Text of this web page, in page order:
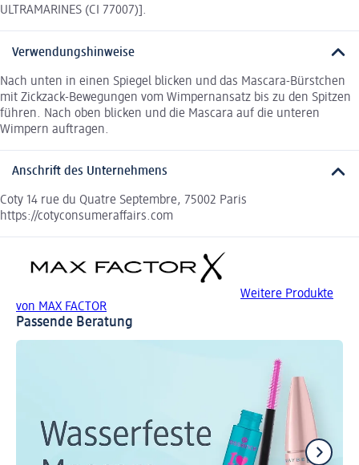
ULTRAMARINES (CI 77007)].
Verwendungshinweise
Nach unten in einen Spiegel blicken und das Mascara-Bürstchen
mit Zickzack-Bewegungen vom Wimpernansatz bis zu den Spitzen
führen. Nach oben blicken und die Mascara auf die unteren
Wimpern auftragen.
Anschrift des Unternehmens
Coty 14 rue du Quatre Septembre, 75002 Paris
https://cotyconsumeraffairs.com
Weitere Produkte
von MAX FACTOR
Passende Beratung